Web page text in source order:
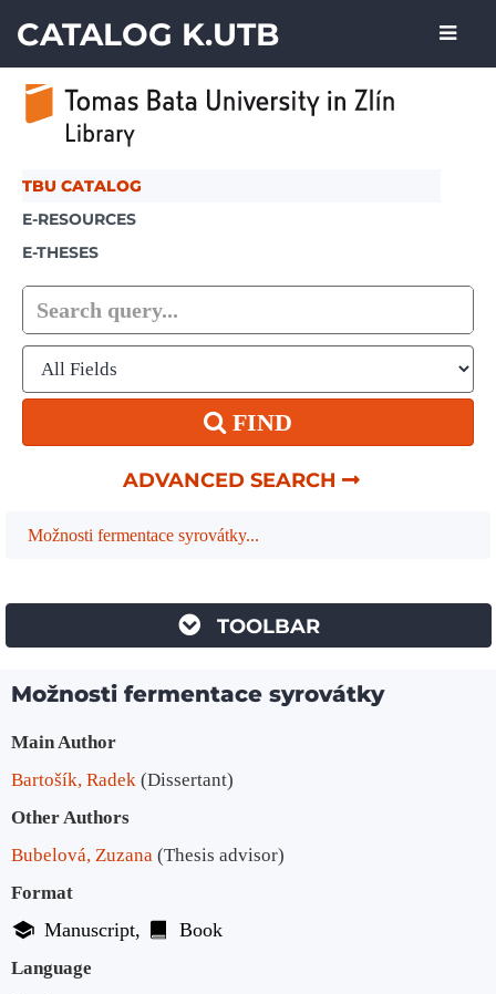
CATALOG K.UTB
TBU CATALOG
E-RESOURCES
E-THESES
FIND
ADVANCED SEARCH
Možnosti fermentace syrovátky...
TOOLBAR
Možnosti fermentace syrovátky
Bibliographic Details
Main Author
Bartošík, Radek (Dissertant)
Other Authors
Bubelová, Zuzana (Thesis advisor)
Format
Manuscript Book
Language